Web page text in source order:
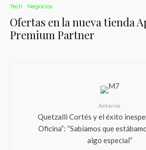
Tech Negocios
Ofertas en la nueva tienda
Premium Partner
Anterior
Quetzalli Cortés y el éxito
Oficina”: “Sabíamos que
algo especial”